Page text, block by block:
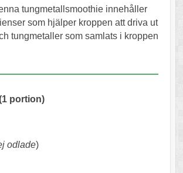
tungmetallsmoothie innehåller
som hjälper kroppen att driva ut
tungmetaller som samlats i kroppen
portion)
odlade)